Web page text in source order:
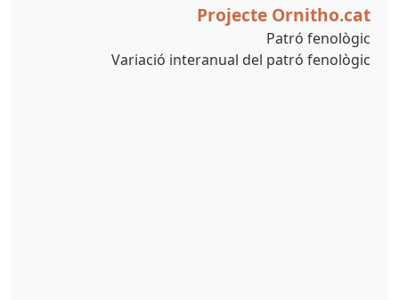
Projecte Ornitho.cat
Patró fenològic
Variació interanual del patró fenològic